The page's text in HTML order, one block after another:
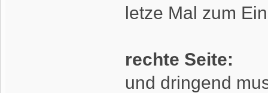
letze Mal zum
rechte Seite:
und dringend